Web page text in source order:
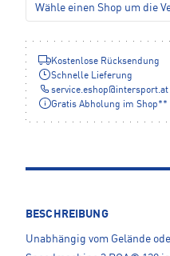
Wähle einen Shop um die
Kostenlose Rücksendung
Schnelle Lieferung
service.eshop@intersport.at
Gratis Abholung im Shop**
BESCHREIBUNG
Unabhängig vom Gelände